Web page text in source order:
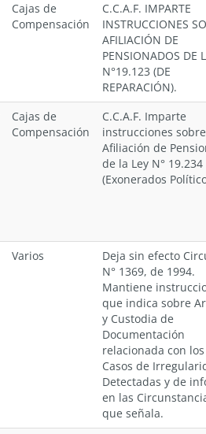
Cajas de
Compensación
C.C.A.F. IMPARTE
INSTRUCCIONES
AFILIACIÓN DE
PENSIONADOS DE
N°19.123 (DE
REPARACIÓN).
Cajas de
Compensación
C.C.A.F. Imparte
instrucciones sobre
Afiliación de
de la Ley N° 19.234
(Exonerados
Varios
Deja sin efecto
N° 1369, de 1994.
Mantiene
que indica sobre
y Custodia de
Documentación
relacionada con los
Casos de
Detectadas y de
en las
que señala.